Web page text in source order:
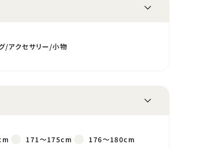
/アクセサリー/小物
171～175cm 176～180cm